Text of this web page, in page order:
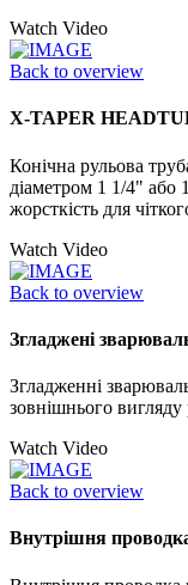
Watch Video
Back to overview
X-TAPER
Конічна рульова
діаметром 1 1/4" або
жорсткість для
Watch Video
Back to overview
Згладжені
Згладженні
зовнішнього
Watch Video
Back to overview
Внутрішня